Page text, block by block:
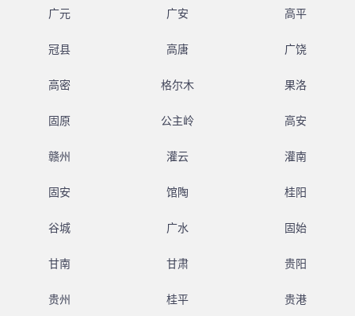
广元 广安 高平
冠县 高唐 广饶
高密 格尔木 果洛
固原 公主岭 高安
赣州 灌云 灌南
固安 馆陶 桂阳
谷城 广水 固始
甘南 甘肃 贵阳
贵州 桂平 贵港